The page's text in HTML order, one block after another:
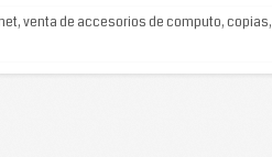
venta de accesorios de computo, copias,